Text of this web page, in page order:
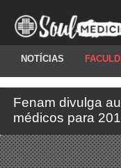
NOTÍCIAS
Fenam divulga
médicos para